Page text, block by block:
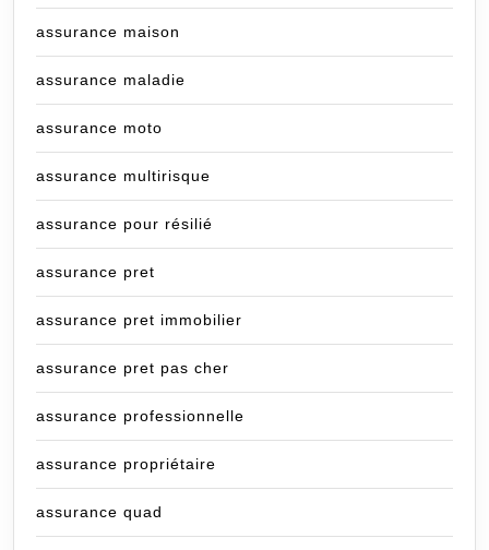
assurance maison
assurance maladie
assurance moto
assurance multirisque
assurance pour résilié
assurance pret
assurance pret immobilier
assurance pret pas cher
assurance professionnelle
assurance propriétaire
assurance quad